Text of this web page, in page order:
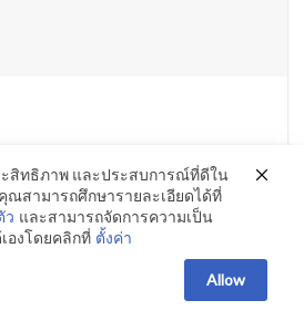
สิทธิภาพ และประสบการณ์ที่ดีใน
ณสามารถศึกษารายละเอียดได้ที่
ว และสามารถจัดการความเป็น
องโดยคลิกที่ ตั้งค่า
Allow